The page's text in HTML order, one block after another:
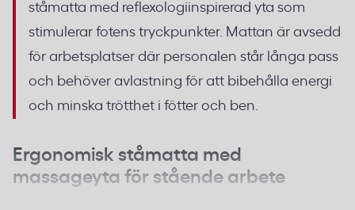
ståmatta med reflexologiinspirerad yta som
stimulerar fotens tryckpunkter. Mattan är avsedd
för arbetsplatser där personalen står långa pass
och behöver avlastning för att bibehålla energi
och minska trötthet i fötter och ben.
Ergonomisk ståmatta med
massageyta för stående arbete